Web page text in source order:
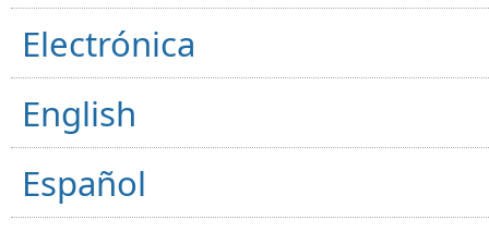
Electrónica
English
Español